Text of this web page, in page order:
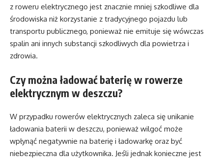
z roweru elektrycznego jest znacznie mniej szkodliwe dla
środowiska niż korzystanie z tradycyjnego pojazdu lub
transportu publicznego, ponieważ nie emituje się wówczas
spalin ani innych substancji szkodliwych dla powietrza i
zdrowia.
Czy można ładować baterię w rowerze
elektrycznym w deszczu?
W przypadku rowerów elektrycznych zaleca się unikanie
ładowania baterii w deszczu, ponieważ wilgoć może
wpłynąć negatywnie na baterię i ładowarkę oraz być
niebezpieczna dla użytkownika. Jeśli jednak konieczne jest